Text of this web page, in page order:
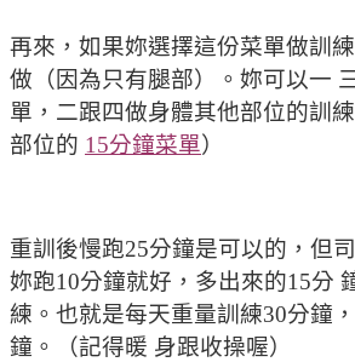
再來，如果妳選擇這份菜單做訓
做（因為只有腿部）。妳可以一
單，二跟四做身體其他部位的訓
部位的 15分鐘菜單）
重訓後慢跑25分鐘是可以的，但
妳跑10分鐘就好，多出來的15分
練。也就是每天重量訓練30分鐘
鐘。（記得暖 身跟收操喔）